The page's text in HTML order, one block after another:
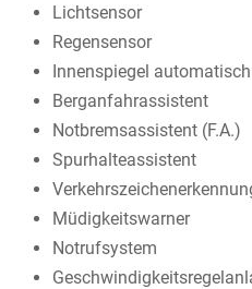
Lichtsensor
Regensensor
Innenspiegel
Berganfahrassistent
Notbremsassistent (F.A.)
Spurhalteassistent
Müdigkeitswarner
Notrufsystem